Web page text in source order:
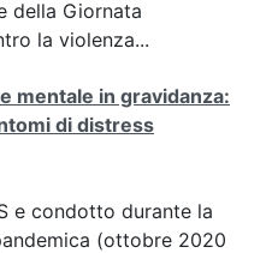
della Giornata
la violenza...
mentale in gravidanza:
di distress
e condotto durante la
(ottobre 2020